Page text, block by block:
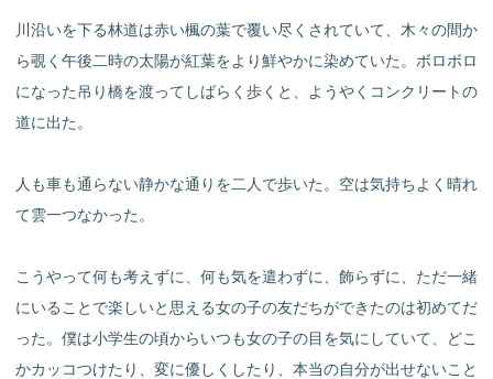
川沿いを下る林道は赤い楓の葉で覆い尽くされていて、木々の間か
ら覗く午後二時の太陽が紅葉をより鮮やかに染めていた。ボロボロ
になった吊り橋を渡ってしばらく歩くと、ようやくコンクリートの
道に出た。
人も車も通らない静かな通りを二人で歩いた。空は気持ちよく晴れ
て雲一つなかった。
こうやって何も考えずに、何も気を遣わずに、飾らずに、ただ一緒
にいることで楽しいと思える女の子の友だちができたのは初めてだ
った。僕は小学生の頃からいつも女の子の目を気にしていて、どこ
かカッコつけたり、変に優しくしたり、本当の自分が出せないこと